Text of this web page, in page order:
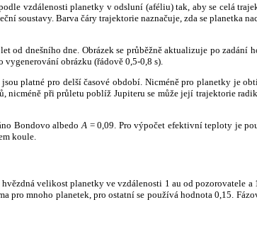
vzdálenosti planetky v odsluní (aféliu) tak, aby se celá
soustavy. Barva čáry trajektorie naznačuje, zda se planetka
od dnešního dne. Obrázek se průběžně aktualizuje po zadání
obrázku (řádově 0,5-0,8 s).
platné pro delší časové období. Nicméně pro planetky je
nicméně při průletu poblíž Jupiteru se může její trajektorie
Bondovo albedo A = 0,09. Pro výpočet efektivní teploty je
koule.
velikost planetky ve vzdálenosti 1 au od pozorovatele a
pro mnoho planetek, pro ostatní se používá hodnota 0,15.